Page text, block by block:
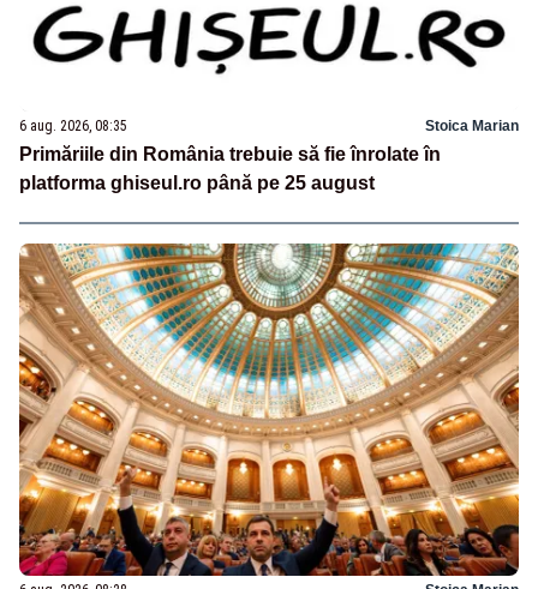
6 aug. 2026, 08:35 Stoica Marian
Primăriile din România trebuie să fie înrolate în
platforma ghiseul.ro până pe 25 august